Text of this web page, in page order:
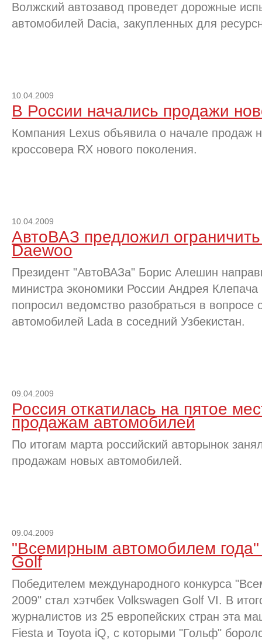
Волжский автозавод проведет дорожные
автомобилей Dacia, закупленных для
10.04.2009
В России начались продажи
Компания Lexus объявила о начале продаж
кроссовера RX нового поколения.
10.04.2009
АвтоВАЗ предложил
Daewoo
Президент "АвтоВАЗа" Борис Алешин
министра экономики России Андрея
попросил ведомство разобраться в вопросе
автомобилей Lada в соседний Узбекистан.
09.04.2009
Россия откатилась на пятое
продажам автомобилей
По итогам марта российский авторынок
продажам новых автомобилей.
09.04.2009
"Всемирным автомобилем
Golf
Победителем международного конкурса
2009" стал хэтчбек Volkswagen Golf VI. В
журналистов из 25 европейских стран эта
Fiesta и Toyota iQ, с которыми "Гольф"